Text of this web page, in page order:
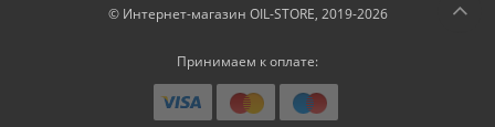
© Интернет-магазин OIL-STORE, 2019-2026
Принимаем к оплате: